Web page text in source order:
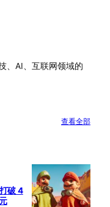
、AI、互联网领域的
查看全部
破 4